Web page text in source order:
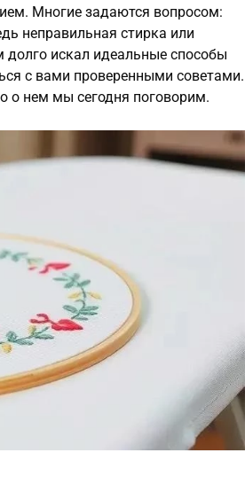
Многие задаются вопросом:
неправильная стирка или
долго искал идеальные способы
с вами проверенными советами.
о нем мы сегодня поговорим.